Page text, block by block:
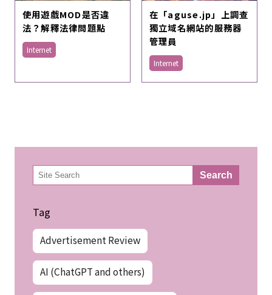
使用遊戲MOD是否違
法？解釋法律問題點
Internet
在「aguse.jp」上調查
獨立域名網站的服務器
管理員
Internet
検
索 Search
Tag
Advertisement Review
AI (ChatGPT and others)